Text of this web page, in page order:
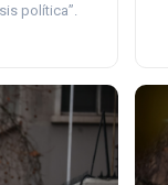
política”.